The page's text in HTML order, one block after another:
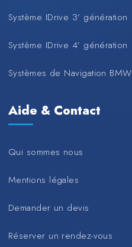
Système IDrive 3’ génération
Système IDrive 4’ génération
Systèmes de Navigation BMW
Aide & Contact
Qui sommes nous
Mentions légales
Demander un devis
Réserver un rendez-vous